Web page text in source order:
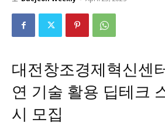
대전창조경제혁신센
연 기술 활용 딥테크
시 모집